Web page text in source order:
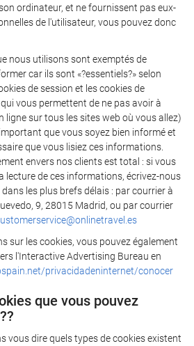
ordinateur, et ne fournissent pas eux-
de l'utilisateur, vous pouvez donc
nous utilisons sont exemptés de
car ils sont «?essentiels?» selon
de session et les cookies de
vous permettent de ne pas avoir à
ligne sur tous les sites web où vous allez)
que vous soyez bien informé et
que vous lisiez ces informations.
envers nos clients est total : si vous
lecture de ces informations, écrivez-nous
les plus brefs délais : par courrier à
9, 28015 Madrid, ou par courrier
sur les cookies, vous pouvez également
l'Interactive Advertising Bureau en
privacidadeninternet/conocer
que vous pouvez
vous dire quels types de cookies existent